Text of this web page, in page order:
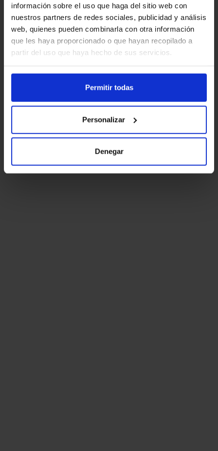
información sobre el uso que haga del sitio web con
nuestros partners de redes sociales, publicidad y análisis
web, quienes pueden combinarla con otra información
que les haya proporcionado o que hayan recopilado a
partir del uso que haya hecho de sus servicios.
Permitir todas
Personalizar
Denegar